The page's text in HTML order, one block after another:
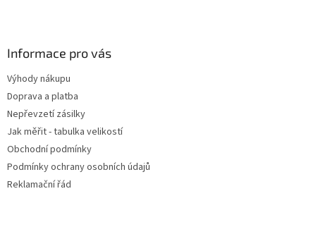
Informace pro vás
Výhody nákupu
Doprava a platba
Nepřevzetí zásilky
Jak měřit - tabulka velikostí
Obchodní podmínky
Podmínky ochrany osobních údajů
Reklamační řád